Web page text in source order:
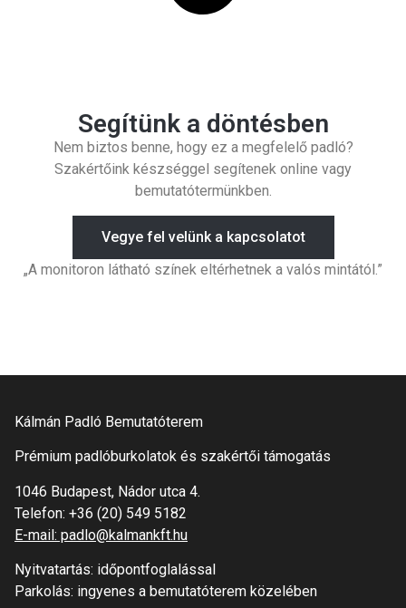
Segítünk a döntésben
Nem biztos benne, hogy ez a megfelelő padló?
Szakértőink készséggel segítenek online vagy
bemutatótermünkben.
Vegye fel velünk a kapcsolatot
„A monitoron látható színek eltérhetnek a valós mintától.”
Kálmán Padló Bemutatóterem
Prémium padlóburkolatok és szakértői támogatás
1046 Budapest, Nádor utca 4.
Telefon: +36 (20) 549 5182
E-mail: padlo@kalmankft.hu
Nyitvatartás: időpontfoglalással
Parkolás: ingyenes a bemutatóterem közelében